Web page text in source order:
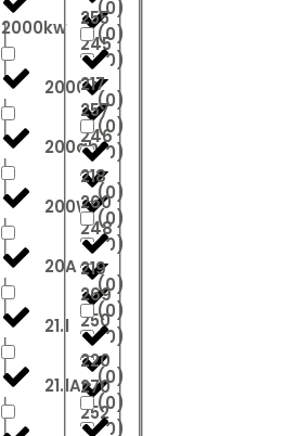
2000kw
2000W
200ah
200W
20A
21.1
21.1Ah
245
(0)
246
(0)
248
(0)
250
(0)
252
(0)
255
(0)
257
(0)
260
(0)
269
(0)
270
(0)
(0)
217
(0)
218
(0)
219
(0)
220
(0)